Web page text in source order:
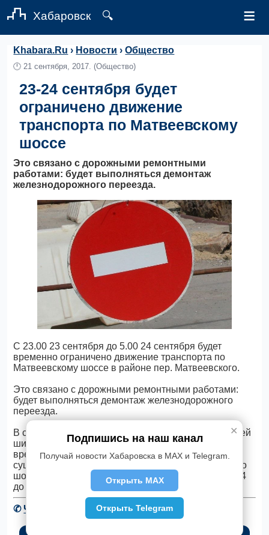
Хабаровск 🔍 ≡
Khabara.Ru › Новости ›Общество
🕛21 сентября, 2017. (Общество)
23-24 сентября будет
ограничено движение
транспорта по Матвеевскому
шоссе
Это связано с дорожными ремонтными
работами: будет выполняться демонтаж
железнодорожного переезда.
С 23.00 23 сентября до 5.00 24 сентября будет
временно ограничено движение транспорта по
Матвеевскому шоссе в районе пер. Матвеевского.
Это связано с дорожными ремонтными работами:
будет выполняться демонтаж железнодорожного
переезда.
В связи с тем, что работы планируется вести по всей
ширине проезжей части, транспорт в период
временного ограничения будет направляться по
существующей дороге-дублеру вдоль Матвеевского
шоссе по четной стороне на участке от здания № 44
до здания № 34г.
✆Читать новости Хабаровска в Telegram
✕
Подпишись на наш канал
Получай новости Хабаровска в MAX и Telegram.
Открыть MAX
Открыть Telegram